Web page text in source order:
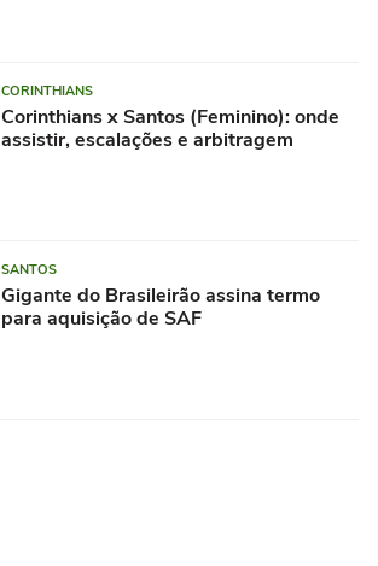
CORINTHIANS
Corinthians x Santos (Feminino): onde
assistir, escalações e arbitragem
SANTOS
Gigante do Brasileirão assina termo
para aquisição de SAF